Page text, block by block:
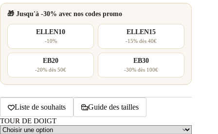
🎁 Jusqu'à -30% avec nos codes promo
ELLEN10
-10%
ELLEN15
-15% dès 40€
EB20
-20% dès 50€
EB30
-30% dès 100€
Liste de souhaits Guide des tailles
TOUR DE DOIGT